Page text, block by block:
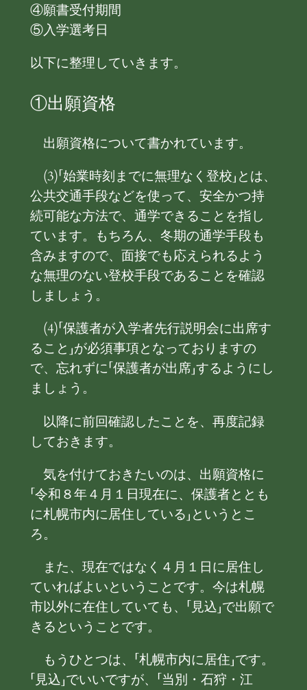
④願書受付期間
⑤入学選考日
以下に整理していきます。
①出願資格
出願資格について書かれています。
(3)「始業時刻までに無理なく登校」とは、
公共交通手段などを使って、安全かつ持
続可能な方法で、通学できることを指し
ています。もちろん、冬期の通学手段も
含みますので、面接でも応えられるよう
な無理のない登校手段であることを確認
しましょう。
(4)「保護者が入学者先行説明会に出席す
ること」が必須事項となっておりますの
で、忘れずに「保護者が出席」するようにし
ましょう。
以降に前回確認したことを、再度記録
しておきます。
気を付けておきたいのは、出願資格に
「令和８年４月１日現在に、保護者ととも
に札幌市内に居住している」というとこ
ろ。
また、現在ではなく４月１日に居住し
ていればよいということです。今は札幌
市以外に在住していても、「見込」で出願で
きるということです。
もうひとつは、「札幌市内に居住」です。
「見込」でいいですが、「当別・石狩・江